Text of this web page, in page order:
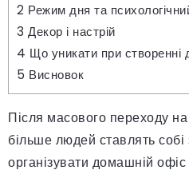
2 Режим дня та
3 Декор і настрій
4 Що уникати при створенні
5 Висновок
Після масового переходу
більше людей ставлять
організувати домашній